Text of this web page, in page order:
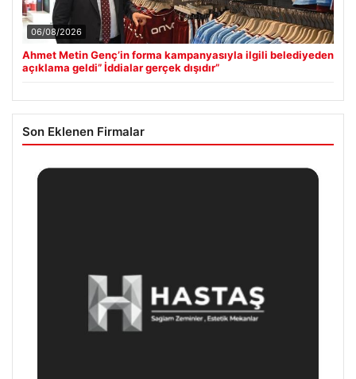
06/08/2026
Ahmet Metin Genç’in forma kampanyasıyla ilgili belediyeden
açıklama geldi” İddialar gerçek dışıdır”
Son Eklenen Firmalar